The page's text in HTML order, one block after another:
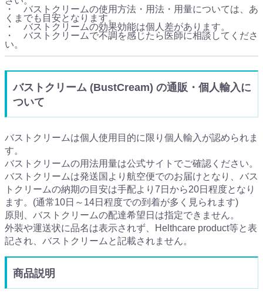
・ バストクリームの使用方法・用法・用量については、あ
くまでも目安となります。
・ バストクリームの効果効能は個人差があります。
・ バストクリームで不調を感じたら医師に相談してくださ
い。
バストクリーム (BustCream) の通販・個人輸入に
ついて
バストクリームは個人使用目的に限り個人輸入が認められま
す。
バストクリームの用法用量は公式サイトでご確認ください。
バストクリームは発送国より航空便でのお届けとなり、バス
トクリームの納期の目安は手配より7日から20日程度となり
ます。(通常10日～14日程度での到着が多く見られます)
原則、バストクリームの配達希望日は指定できません。
外装や運送状に品名は表示されず、Helthcare product等と表
記され、バストクリームと記載されません。
商品説明